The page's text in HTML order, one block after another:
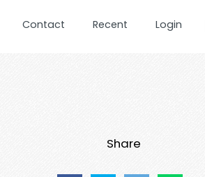
Contact Recent Login
Share